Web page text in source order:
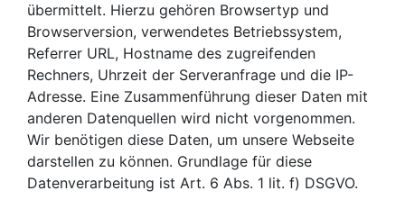
übermittelt. Hierzu gehören Browsertyp und
Browserversion, verwendetes Betriebssystem,
Referrer URL, Hostname des zugreifenden
Rechners, Uhrzeit der Serveranfrage und die IP-
Adresse. Eine Zusammenführung dieser Daten mit
anderen Datenquellen wird nicht vorgenommen.
Wir benötigen diese Daten, um unsere Webseite
darstellen zu können. Grundlage für diese
Datenverarbeitung ist Art. 6 Abs. 1 lit. f) DSGVO.